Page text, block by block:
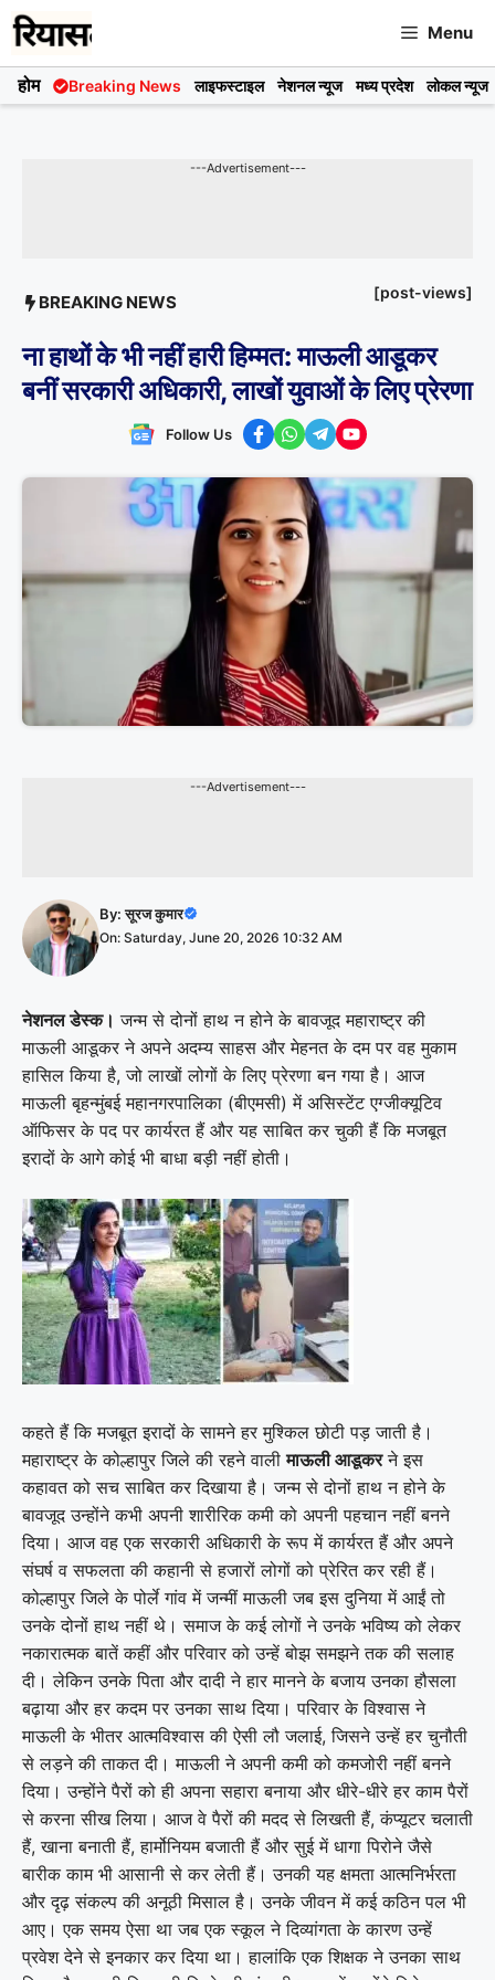
Skip
to
content
Menu
होम Breaking News लाइफस्टाइल नेशनल न्यूज मध्य प्रदेश लोकल न्यूज
---Advertisement---
BREAKING NEWS [post-views]
ना हाथों के भी नहीं हारी हिम्मत: माऊली आडूकर
बनीं सरकारी अधिकारी, लाखों युवाओं के लिए प्रेरणा
Follow Us
---Advertisement---
By:सूरज कुमार
On: Saturday, June 20, 2026 10:32 AM
नेशनल डेस्क। जन्म से दोनों हाथ न होने के बावजूद महाराष्ट्र की
माऊली आडूकर ने अपने अदम्य साहस और मेहनत के दम पर वह मुकाम
हासिल किया है, जो लाखों लोगों के लिए प्रेरणा बन गया है। आज
माऊली बृहन्मुंबई महानगरपालिका (बीएमसी) में असिस्टेंट एग्जीक्यूटिव
ऑफिसर के पद पर कार्यरत हैं और यह साबित कर चुकी हैं कि मजबूत
इरादों के आगे कोई भी बाधा बड़ी नहीं होती।
कहते हैं कि मजबूत इरादों के सामने हर मुश्किल छोटी पड़ जाती है।
महाराष्ट्र के कोल्हापुर जिले की रहने वालीमाऊली आडूकरने इस
कहावत को सच साबित कर दिखाया है। जन्म से दोनों हाथ न होने के
बावजूद उन्होंने कभी अपनी शारीरिक कमी को अपनी पहचान नहीं बनने
दिया। आज वह एक सरकारी अधिकारी के रूप में कार्यरत हैं और अपने
संघर्ष व सफलता की कहानी से हजारों लोगों को प्रेरित कर रही हैं।
कोल्हापुर जिले के पोर्ले गांव में जन्मीं माऊली जब इस दुनिया में आईं तो
उनके दोनों हाथ नहीं थे। समाज के कई लोगों ने उनके भविष्य को लेकर
नकारात्मक बातें कहीं और परिवार को उन्हें बोझ समझने तक की सलाह
दी। लेकिन उनके पिता और दादी ने हार मानने के बजाय उनका हौसला
बढ़ाया और हर कदम पर उनका साथ दिया। परिवार के विश्वास ने
माऊली के भीतर आत्मविश्वास की ऐसी लौ जलाई, जिसने उन्हें हर चुनौती
से लड़ने की ताकत दी। माऊली ने अपनी कमी को कमजोरी नहीं बनने
दिया। उन्होंने पैरों को ही अपना सहारा बनाया और धीरे-धीरे हर काम पैरों
से करना सीख लिया। आज वे पैरों की मदद से लिखती हैं, कंप्यूटर चलाती
हैं, खाना बनाती हैं, हार्मोनियम बजाती हैं और सुई में धागा पिरोने जैसे
बारीक काम भी आसानी से कर लेती हैं। उनकी यह क्षमता आत्मनिर्भरता
और दृढ़ संकल्प की अनूठी मिसाल है। उनके जीवन में कई कठिन पल भी
आए। एक समय ऐसा था जब एक स्कूल ने दिव्यांगता के कारण उन्हें
प्रवेश देने से इनकार कर दिया था। हालांकि एक शिक्षक ने उनका साथ